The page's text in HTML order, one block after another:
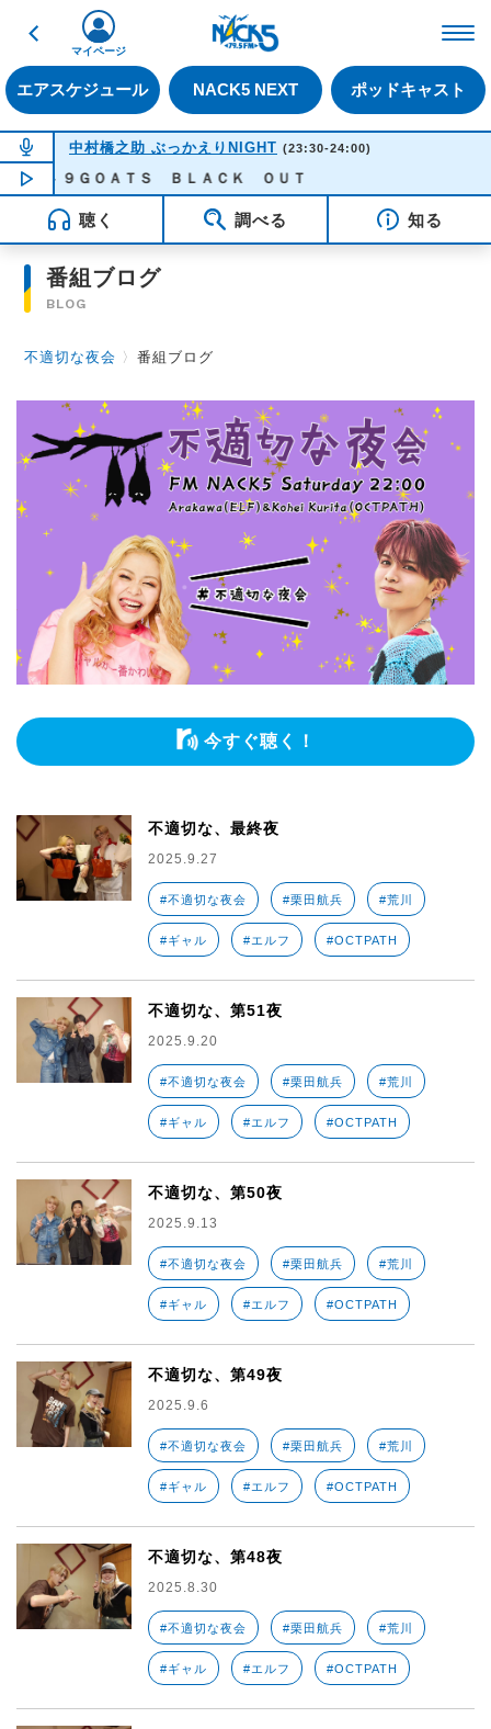
戻る
エアスケジュール NACK5 NEXT ポッドキャスト
マイページ
NOW ON AIR
中村橋之助 ぶっかえりNIGHT (23:30-24:00)
NOW PLAYING 23:24
骸 - ９ＧＯＡＴＳ ＢＬＡＣＫ ＯＵＴ
聴く 調べる 知る
番組ブログ
BLOG
不適切な夜会 〉番組ブログ
今すぐ聴く！
不適切な、最終夜
2025.9.27
#不適切な夜会 #栗田航兵 #荒川
#ギャル #エルフ #OCTPATH
不適切な、第51夜
2025.9.20
#不適切な夜会 #栗田航兵 #荒川
#ギャル #エルフ #OCTPATH
不適切な、第50夜
2025.9.13
#不適切な夜会 #栗田航兵 #荒川
#ギャル #エルフ #OCTPATH
不適切な、第49夜
2025.9.6
#不適切な夜会 #栗田航兵 #荒川
#ギャル #エルフ #OCTPATH
不適切な、第48夜
2025.8.30
#不適切な夜会 #栗田航兵 #荒川
#ギャル #エルフ #OCTPATH